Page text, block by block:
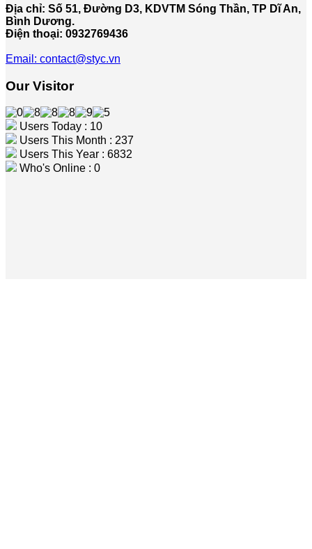
Địa chỉ: Số 51, Đường D3, KDVTM Sóng Thần, TP Dĩ An,
Bình Dương.
Điện thoại: 0932769436
Email: contact@styc.vn
Our Visitor
Users Today : 10
Users This Month : 237
Users This Year : 6832
Who's Online : 0